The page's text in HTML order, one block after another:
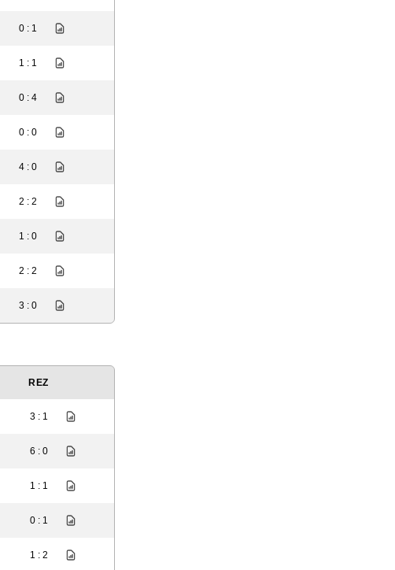
0 : 1
1 : 1
0 : 4
0 : 0
4 : 0
2 : 2
1 : 0
2 : 2
3 : 0
REZ
3 : 1
6 : 0
1 : 1
0 : 1
1 : 2